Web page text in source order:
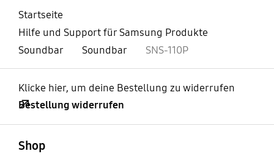
Startseite
Hilfe und Support für Samsung Produkte
Soundbar
Soundbar SNS-110P
Klicke hier, um deine Bestellung zu widerrufen
Bestellung widerrufen
Shop